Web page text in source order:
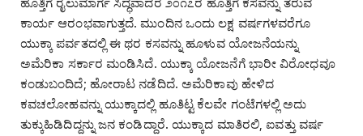
ಕಾರ್ಯ ಆರಂಭವಾಗುತ್ತದೆ. ಮುಂದಿನ ಒಂದು ಲಕ್ಷ ವರ್ಷಗಳವರೆಗೂ
ಯುಕ್ಕಾ ಪರ್ವತದಲ್ಲಿ ಈ ಥರ ಕಸವನ್ನು ಹೂಳುವ ಯೋಜನೆಯನ್ನು
ಅಮೆರಿಕಾ ಸರ್ಕಾರ ಮಂಡಿಸಿದೆ. ಯುಕ್ಕಾ ಯೋಜನೆಗೆ ಭಾರೀ ವಿರೋಧವೂ
ಕಂಡುಬಂದಿದೆ; ಹೋರಾಟ ನಡೆದಿದೆ. ಅಮೆರಿಕಾವು ಹೇಳಿದ
ಕವಚಲೋಹವನ್ನು ಯುಕ್ಕಾದಲ್ಲಿ ಹೂತಿಟ್ಟ ಕೆಲವೇ ಗಂಟೆಗಳಲ್ಲಿ ಅದು
ತುಕ್ಕುಹಿಡಿದಿದ್ದನ್ನು ಜನ ಕಂಡಿದ್ದಾರೆ. ಯುಕ್ಕಾದ ಮಾತಿರಲಿ, ಐವತ್ತು ವರ್ಷ